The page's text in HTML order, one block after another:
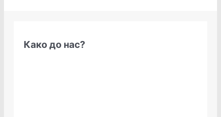
Како до нас?